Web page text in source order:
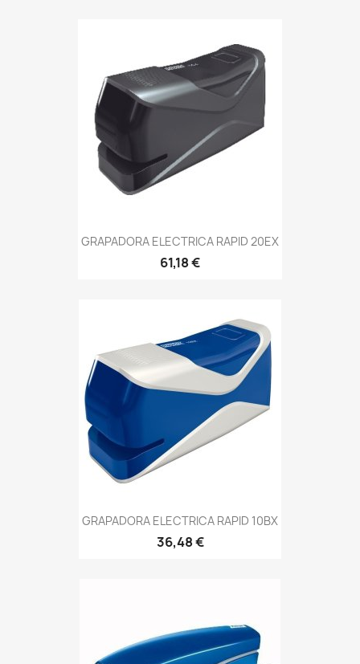
GRAPADORA ELECTRICA RAPID 20EX
61,18 €
GRAPADORA ELECTRICA RAPID 10BX
36,48 €